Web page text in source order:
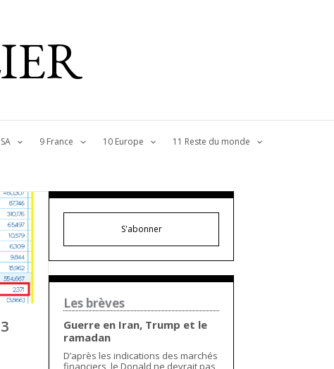
9 France 10 Europe 11 Reste du monde
S'abonner
Les brèves
Guerre en Iran, Trump et le
ramadan
D’après les indications des marchés
financiers, le Donald ne devrait pas